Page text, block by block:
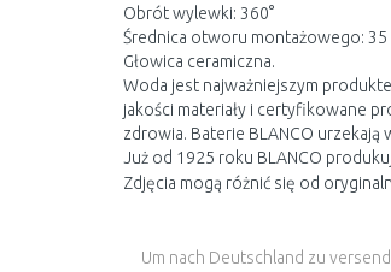
Obrót wylewki: 360°
Średnica otworu montażowego: 35
Głowica ceramiczna.
Woda jest najważniejszym
jakości materiały i certyfikowane
zdrowia. Baterie BLANCO urzekają
Już od 1925 roku BLANCO
Zdjęcia mogą różnić się od
Um nach Deutschland zu